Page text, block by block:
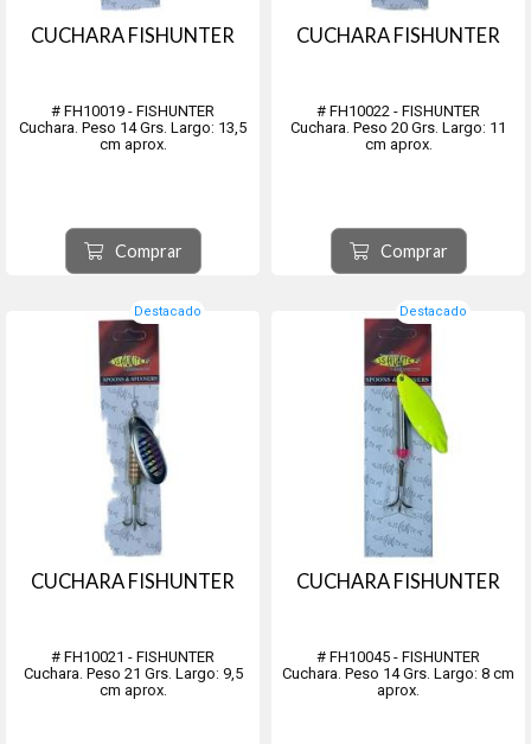
CUCHARA FISHUNTER
# FH10019 - FISHUNTER
Cuchara. Peso 14 Grs. Largo: 13,5
cm aprox.
Comprar
CUCHARA FISHUNTER
# FH10022 - FISHUNTER
Cuchara. Peso 20 Grs. Largo: 11
cm aprox.
Comprar
Destacado
CUCHARA FISHUNTER
# FH10021 - FISHUNTER
Cuchara. Peso 21 Grs. Largo: 9,5
cm aprox.
Destacado
CUCHARA FISHUNTER
# FH10045 - FISHUNTER
Cuchara. Peso 14 Grs. Largo: 8 cm
aprox.